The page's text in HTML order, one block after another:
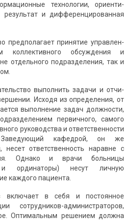
технологии, ориенти-
результат и дифференцированная
предполагает принятие управлен­
коллективного обсуждения и
отдельного подразделения, так и
выполнить задачи и отчи­
Исходя из определения, от
выполнение задач должности,
первичного, самого
руководства и ответственности
Заведующий кафедрой, он же
ответственность наравне с
Однако и врачи больницы
ординаторы) несут личную
каждого пациента.
включает в себя и постоянное
сотрудников-администраторов,
Оптимальным решением должна